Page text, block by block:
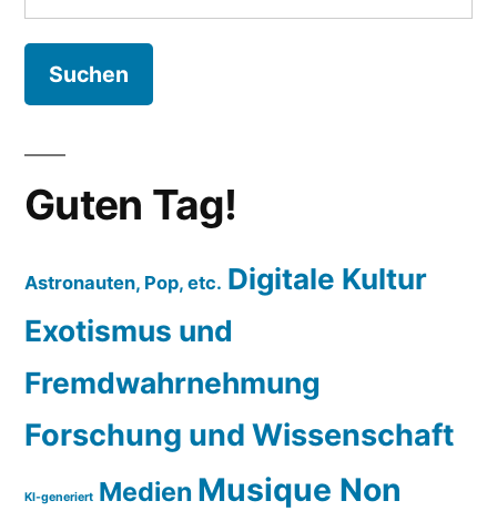
nach:
Guten Tag!
Astronauten, Pop, etc. Digitale Kultur
Exotismus und
Fremdwahrnehmung
Forschung und Wissenschaft
KI-generiert Medien Musique Non